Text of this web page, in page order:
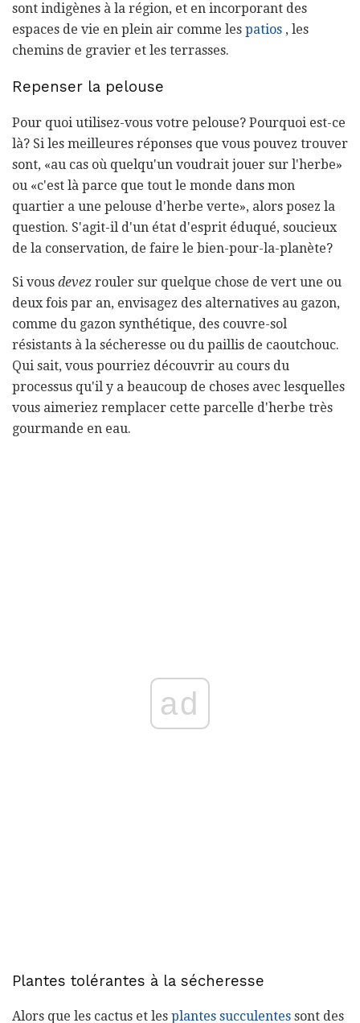
sont indigènes à la région, et en incorporant des
espaces de vie en plein air comme les patios , les
chemins de gravier et les terrasses.
Repenser la pelouse
Pour quoi utilisez-vous votre pelouse? Pourquoi est-ce
là? Si les meilleures réponses que vous pouvez trouver
sont, «au cas où quelqu'un voudrait jouer sur l'herbe»
ou «c'est là parce que tout le monde dans mon
quartier a une pelouse d'herbe verte», alors posez la
question. S'agit-il d'un état d'esprit éduqué, soucieux
de la conservation, de faire le bien-pour-la-planète?
Si vous devez rouler sur quelque chose de vert une ou
deux fois par an, envisagez des alternatives au gazon,
comme du gazon synthétique, des couvre-sol
résistants à la sécheresse ou du paillis de caoutchouc.
Qui sait, vous pourriez découvrir au cours du
processus qu'il y a beaucoup de choses avec lesquelles
vous aimeriez remplacer cette parcelle d'herbe très
gourmande en eau.
ad
Plantes tolérantes à la sécheresse
Alors que les cactus et les plantes succulentes sont des